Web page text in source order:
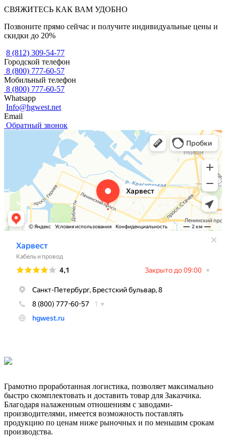
СВЯЖИТЕСЬ КАК ВАМ УДОБНО
Позвоните прямо сейчас и получите индивидуальные цены и
скидки до 20%
8 (812) 309-54-77
Городской телефон
8 (800) 777-60-57
Мобильный телефон
8 (800) 777-60-57
Whatsapp
Info@hgwest.net
Email
Обратный звонок
Грамотно проработанная логистика, позволяет максимально
быстро скомплектовать и доставить товар для Заказчика.
Благодаря налаженным отношениям с заводами-
производителями, имеется возможность поставлять
продукцию по ценам ниже рыночных и по меньшим срокам
производства.